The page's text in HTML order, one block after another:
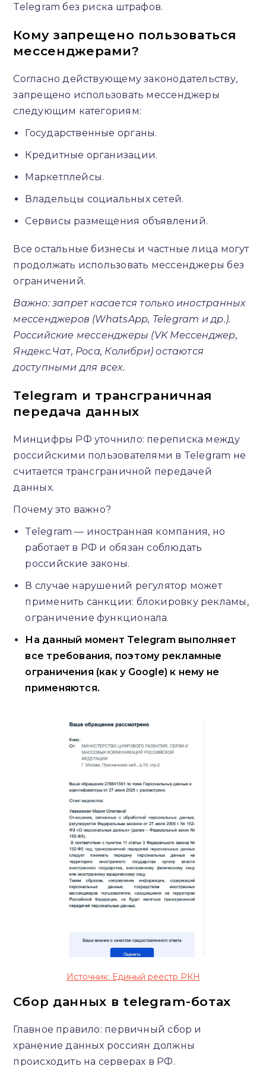
Telegram без риска штрафов.
Кому запрещено пользоваться
мессенджерами?
Согласно действующему законодательству,
запрещено использовать мессенджеры
следующим категориям:
Государственные органы.
Кредитные организации.
Маркетплейсы.
Владельцы социальных сетей.
Сервисы размещения объявлений.
Все остальные бизнесы и частные лица могут
продолжать использовать мессенджеры без
ограничений.
Важно: запрет касается только иностранных
мессенджеров (WhatsApp, Telegram и др.).
Российские мессенджеры (VK Мессенджер,
Яндекс.Чат, Роса, Колибри) остаются
доступными для всех.
Telegram и трансграничная
передача данных
Минцифры РФ уточнило: переписка между
российскими пользователями в Telegram не
считается трансграничной передачей
данных.
Почему это важно?
Telegram — иностранная компания, но
работает в РФ и обязан соблюдать
российские законы.
В случае нарушений регулятор может
применить санкции: блокировку рекламы,
ограничение функционала.
На данный момент Telegram выполняет
все требования, поэтому рекламные
ограничения (как у Google) к нему не
применяются.
Источник: Единый реестр РКН
Сбор данных в telegram-ботах
Главное правило: первичный сбор и
хранение данных россиян должны
происходить на серверах в РФ.